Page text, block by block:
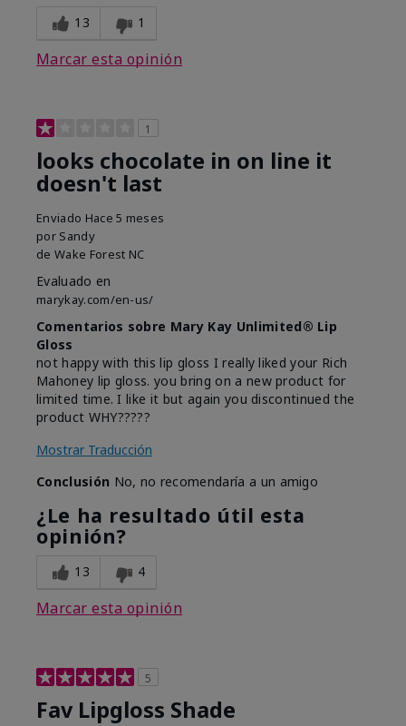
13 1
Marcar esta opinión
1
looks chocolate in on line it
doesn't last
Enviado Hace 5 meses
por Sandy
de Wake Forest NC
Evaluado en
marykay.com/en-us/
Comentarios sobre Mary Kay Unlimited® Lip
Gloss
not happy with this lip gloss I really liked your Rich
Mahoney lip gloss. you bring on a new product for
limited time. I like it but again you discontinued the
product WHY?????
Mostrar Traducción
Conclusión No, no recomendaría a un amigo
¿Le ha resultado útil esta
opinión?
13 4
Marcar esta opinión
5
Fav Lipgloss Shade